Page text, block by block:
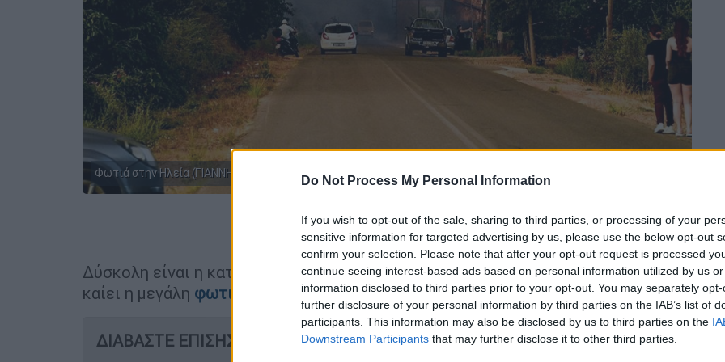
Do Not Process My Personal Information
If you wish to opt-out of the sale, sharing to third parties, or processing of your
sensitive information for targeted advertising by us, please use the below opt-out
confirm your selection. Please note that after your opt-out request is processed
continue seeing interest-based ads based on personal information utilized by us
information disclosed to third parties prior to your opt-out. You may separately
further disclosure of your personal information by third parties on the IAB’s list of
participants. This information may also be disclosed by us to third parties on the
Downstream Participants that may further disclose it to other third parties.
Φωτιά στην Ηλεία (ΓΙΑΝΝΗΣ ΣΠΥΡΟΥΝΗΣ/ILIALIVE.GR/EUROKINISSI)
Προσθέστε το ΕΘΝΟΣ στη Google
Δύσκολη είναι η κατάσταση στοΟρθοβούνι Καλαμπάκαςκαθώς συνεχίζει να
καίει η μεγάλη φωτιά που ξέσπασε το μεσημέρι.
ΔΙΑΒΑΣΤΕ ΕΠΙΣΗΣ